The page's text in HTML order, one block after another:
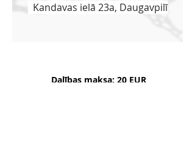
Kandavas ielā 23a, Daugavpilī
Dalības maksa: 20 EUR